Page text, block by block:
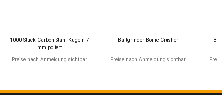
1000 Stück Carbon Stahl Kugeln 7
mm poliert
Preise nach Anmeldung sichtbar
Baitgrinder Boilie Crusher
Preise nach Anmeldung sichtbar